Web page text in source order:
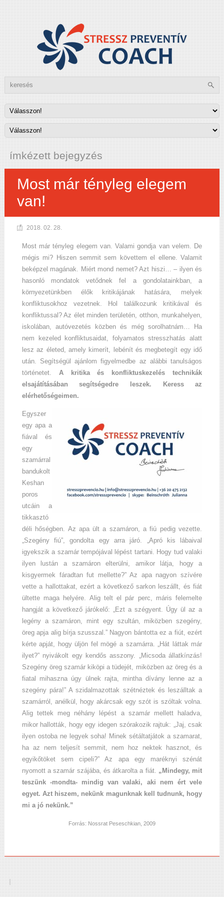
ímkézett bejegyzés
Most már tényleg elegem
van!
2018. 02. 28.
Most már tényleg elegem van. Valami gondja van velem. De
mégis mi? Hiszen semmit sem követtem el ellene. Valamit
beképzel magának. Miért mond nemet? Azt hiszi… – ilyen és
hasonló mondatok vetődnek fel a gondolatainkban, a
környezetünkben élők kritikájának hatására, melyek
konfliktusokhoz vezetnek. Hol találkozunk kritikával és
konfliktussal? Az élet minden területén, otthon, munkahelyen,
iskolában, autóvezetés közben és még sorolhatnám… Ha
nem kezeled konfliktusaidat, folyamatos stresszhatás alatt
lesz az életed, amely kimerít, lebénít és megbetegít egy idő
után. Segítségül ajánlom figyelmedbe az alábbi tanulságos
történetet. A kritika és konfliktuskezelés technikák
elsajátításában segítségedre leszek. Keress az
elérhetőségeimen.
Egyszer
egy apa a
fiával és
egy
szamárral
bandukolt
Keshan
poros
utcáin a
tikkasztó
déli hőségben. Az apa ült a szamáron, a fiú pedig vezette.
„Szegény fiú”, gondolta egy arra járó. „Apró kis lábaival
igyekszik a szamár tempójával lépést tartani. Hogy tud valaki
ilyen lustán a szamáron elterülni, amikor látja, hogy a
kisgyermek fáradtan fut mellette?” Az apa nagyon szívére
vette a hallottakat, ezért a következő sarkon leszállt, és fiát
ültette maga helyére. Alig telt el pár perc, máris felemelte
hangját a következő járókelő: „Ezt a szégyent. Úgy ül az a
legény a szamáron, mint egy szultán, miközben szegény,
öreg apja alig bírja szusszal.” Nagyon bántotta ez a fiút, ezért
kérte apját, hogy üljön fel mögé a szamárra. „Hát láttak már
ilyet?” nyivákolt egy kendős asszony. „Micsoda állatkínzás!
Szegény öreg szamár kiköpi a tüdejét, miközben az öreg és a
fiatal mihaszna úgy ülnek rajta, mintha dívány lenne az a
szegény pára!” A szidalmazottak szétnéztek és leszálltak a
szamárról, anélkül, hogy akárcsak egy szót is szóltak volna.
Alig tettek meg néhány lépést a szamár mellett haladva,
mikor hallották, hogy egy idegen szórakozik rajtuk: „Jaj, csak
ilyen ostoba ne legyek soha! Minek sétáltatjátok a szamarat,
ha az nem teljesít semmit, nem hoz nektek hasznot, és
egyikőtöket sem cipeli?” Az apa egy maréknyi szénát
nyomott a szamár szájába, és átkarolta a fiát. „Mindegy, mit
teszünk -mondta- mindig van valaki, aki nem ért vele
egyet. Azt hiszem, nekünk magunknak kell tudnunk, hogy
mi a jó nekünk.”
Forrás: Nossrat Peseschkian, 2009